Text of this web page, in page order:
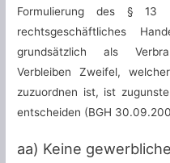
Formulierung des § 13
rechtsgeschäftliches
grundsätzlich als
Verbleiben Zweifel,
zuzuordnen ist, ist
entscheiden (BGH
aa) Keine